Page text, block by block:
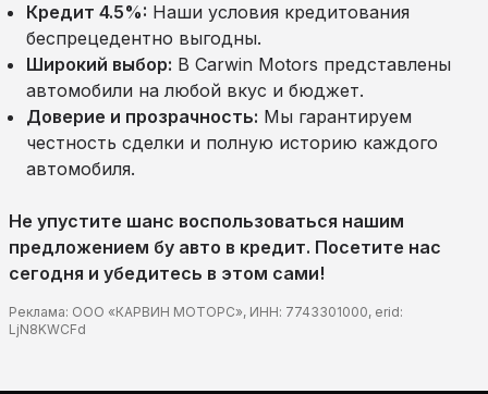
Кредит 4.5%: Наши условия кредитования
беспрецедентно выгодны.
Широкий выбор: В Carwin Motors представлены
автомобили на любой вкус и бюджет.
Доверие и прозрачность: Мы гарантируем
честность сделки и полную историю каждого
автомобиля.
Не упустите шанс воспользоваться нашим
предложением бу авто в кредит. Посетите нас
сегодня и убедитесь в этом сами!
Реклама: ООО «КАРВИН МОТОРС», ИНН: 7743301000, erid:
LjN8KWCFd